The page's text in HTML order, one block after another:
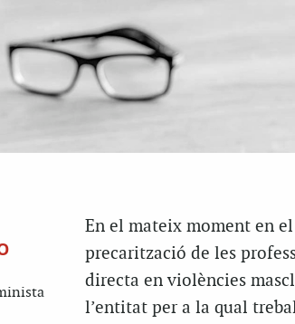
En el mateix moment en
precarització de les
directa en violències
l’entitat per a la qual